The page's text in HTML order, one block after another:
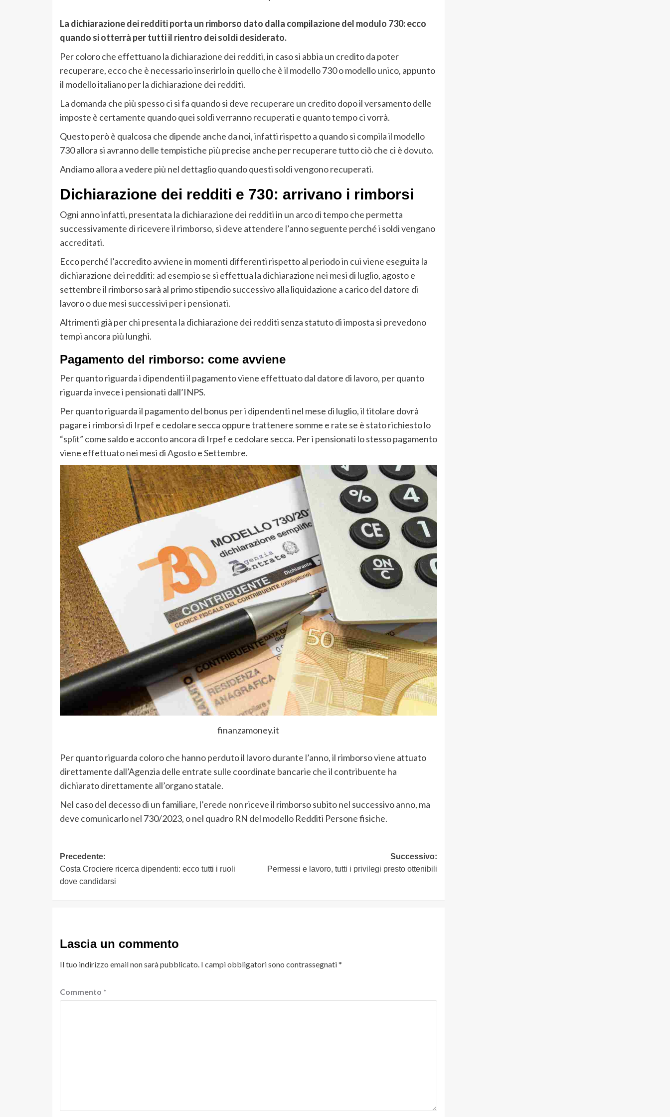
La dichiarazione dei redditi porta un rimborso dato dalla compilazione del modulo 730: ecco
quando si otterrà per tutti il rientro dei soldi desiderato.
Per coloro che effettuano la dichiarazione dei redditi, in caso si abbia un credito da poter
recuperare, ecco che è necessario inserirlo in quello che è il modello 730 o modello unico, appunto
il modello italiano per la dichiarazione dei redditi.
La domanda che più spesso ci si fa quando si deve recuperare un credito dopo il versamento delle
imposte è certamente quando quei soldi verranno recuperati e quanto tempo ci vorrà.
Questo però è qualcosa che dipende anche da noi, infatti rispetto a quando si compila il modello
730 allora si avranno delle tempistiche più precise anche per recuperare tutto ciò che ci è dovuto.
Andiamo allora a vedere più nel dettaglio quando questi soldi vengono recuperati.
Dichiarazione dei redditi e 730: arrivano i rimborsi
Ogni anno infatti, presentata la dichiarazione dei redditi in un arco di tempo che permetta
successivamente di ricevere il rimborso, si deve attendere l’anno seguente perché i soldi vengano
accreditati.
Ecco perché l’accredito avviene in momenti differenti rispetto al periodo in cui viene eseguita la
dichiarazione dei redditi: ad esempio se si effettua la dichiarazione nei mesi di luglio, agosto e
settembre il rimborso sarà al primo stipendio successivo alla liquidazione a carico del datore di
lavoro o due mesi successivi per i pensionati.
Altrimenti già per chi presenta la dichiarazione dei redditi senza statuto di imposta si prevedono
tempi ancora più lunghi.
Pagamento del rimborso: come avviene
Per quanto riguarda i dipendenti il pagamento viene effettuato dal datore di lavoro, per quanto
riguarda invece i pensionati dall’INPS.
Per quanto riguarda il pagamento del bonus per i dipendenti nel mese di luglio, il titolare dovrà
pagare i rimborsi di Irpef e cedolare secca oppure trattenere somme e rate se è stato richiesto lo
“split” come saldo e acconto ancora di Irpef e cedolare secca. Per i pensionati lo stesso pagamento
viene effettuato nei mesi di Agosto e Settembre.
finanzamoney.it
Per quanto riguarda coloro che hanno perduto il lavoro durante l’anno, il rimborso viene attuato
direttamente dall’Agenzia delle entrate sulle coordinate bancarie che il contribuente ha
dichiarato direttamente all’organo statale.
Nel caso del decesso di un familiare, l’erede non riceve il rimborso subito nel successivo anno, ma
deve comunicarlo nel 730/2023, o nel quadro RN del modello Redditi Persone fisiche.
Navigazione
articolo
Precedente:
Costa Crociere ricerca dipendenti: ecco tutti i ruoli
dove candidarsi
Successivo:
Permessi e lavoro, tutti i privilegi presto ottenibili
Lascia un commento
Il tuo indirizzo email non sarà pubblicato. I campi obbligatori sono contrassegnati*
Commento *